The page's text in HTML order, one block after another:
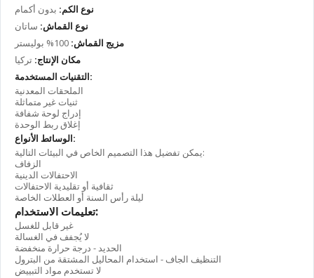
نوع الكم: بدون أكمام
نوع القماش: ساتان
مزيج القماش:
مكان الإنتاج: تركيا
التقنيات المستخدمة:
الملحقات المعدنية
ثنيات غير متماثلة
إدراج لوحة شفافة
إغلاق ربط الوحدة
الوسائط الأنواع:
يمكن تفضيل هذا التصميم الخاص في البيئات التالية:
الزفاف
الاحتفالات الدينية
ثقافية أو تقليدية الاحتفالات
ليلة رأس السنة أو العطلات الخاصة
تعليمات الاستخدام:
غير قابل للغسل
لا يُجفف في الغسالة
الحديد - درجة حرارة منخفضة
التنظيف الجاف - استخدام المحاليل المشتقة من البترول
لا تستخدم مواد التبييض